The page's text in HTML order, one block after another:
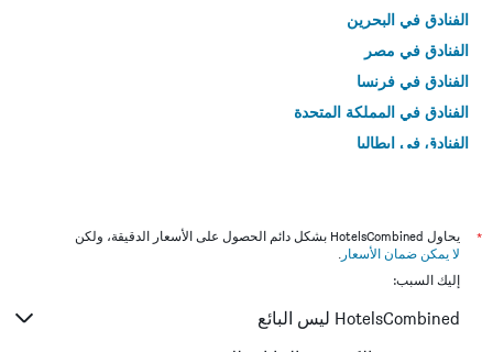
الفنادق في البحرين
الفنادق في مصر
الفنادق في فرنسا
الفنادق في المملكة المتحدة
الفنادق في إيطاليا
*
يحاول HotelsCombined بشكل دائم الحصول على الأسعار الدقيقة، ولكن
لا يمكن ضمان الأسعار .
إليك السبب:
HotelsCombined ليس البائع